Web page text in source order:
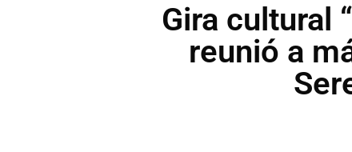
Gira cultural
reunió a